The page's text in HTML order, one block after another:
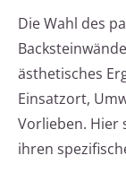
Die Wahl des
ästhetisches
Einsatzort,
Vorlieben. Hier
ihren